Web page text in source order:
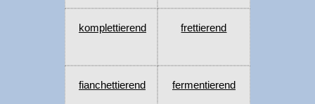
komplettierend frettierend
fianchettierend fermentierend